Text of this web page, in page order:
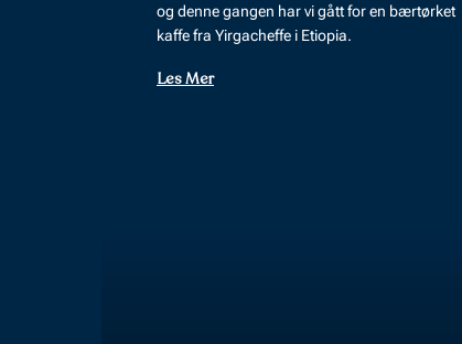
og denne gangen har vi gått for en bærtørket
kaffe fra Yirgacheffe i Etiopia.
Les Mer